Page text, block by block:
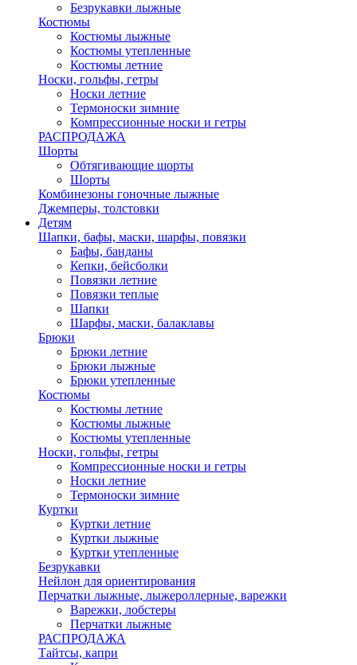
Безрукавки лыжные
Костюмы
Костюмы лыжные
Костюмы утепленные
Костюмы летние
Носки, гольфы, гетры
Носки летние
Термоноски зимние
Компрессионные носки и гетры
РАСПРОДАЖА
Шорты
Обтягивающие шорты
Шорты
Комбинезоны гоночные лыжные
Джемперы, толстовки
Детям
Шапки, бафы, маски, шарфы, повязки
Бафы, банданы
Кепки, бейсболки
Повязки летние
Повязки теплые
Шапки
Шарфы, маски, балаклавы
Брюки
Брюки летние
Брюки лыжные
Брюки утепленные
Костюмы
Костюмы летние
Костюмы лыжные
Костюмы утепленные
Носки, гольфы, гетры
Компрессионные носки и гетры
Носки летние
Термоноски зимние
Куртки
Куртки летние
Куртки лыжные
Куртки утепленные
Безрукавки
Нейлон для ориентирования
Перчатки лыжные, лыжероллерные, варежки
Варежки, лобстеры
Перчатки лыжные
РАСПРОДАЖА
Тайтсы, капри